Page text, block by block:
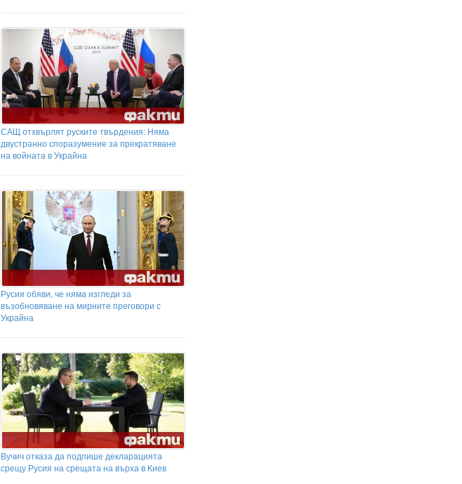
САЩ отхвърлят руските твърдения: Няма
двустранно споразумение за прекратяване
на войната в Украйна
Русия обяви, че няма изгледи за
възобновяване на мирните преговори с
Украйна
Вучич отказа да подпише декларацията
срещу Русия на срещата на върха в Киев